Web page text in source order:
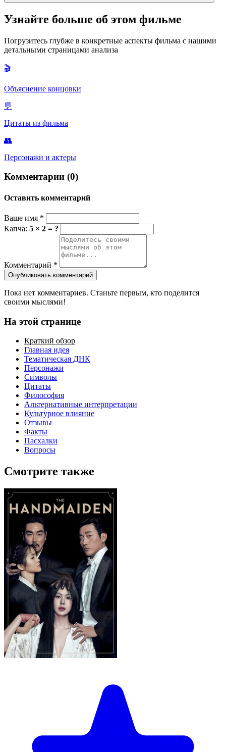
преступница) активировала его личный кодекс чести,
невиновных.
Орден — это секретная организация наемных убийц, на
которую работает Виктор. В фильме это упоминается
своими жесткими правилами, с которой Виктору и Сарай
предстоит столкнуться.
Узнайте больше об этом фильме
Погрузитесь глубже в конкретные аспекты фильма с нашими
детальными страницами анализа
🎬
Объяснение концовки
💬
Цитаты из фильма
👥
Персонажи и актеры
Комментарии (0)
Оставить комментарий
Ваше имя *
Капча: 5 × 2 = ?
Комментарий *
Опубликовать комментарий
Пока нет комментариев. Станьте первым, кто поделится
своими мыслями!
На этой странице
Краткий обзор
Главная идея
Тематическая ДНК
Персонажи
Символы
Цитаты
Философия
Альтернативные интерпретации
Культурное влияние
Отзывы
Факты
Пасхалки
Вопросы
Смотрите также